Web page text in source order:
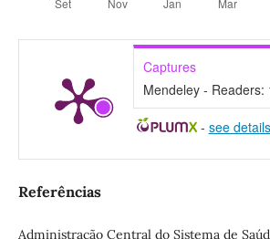
Captures
Mendeley - Readers:
- see details
Referências
Administração Central do Sistema de